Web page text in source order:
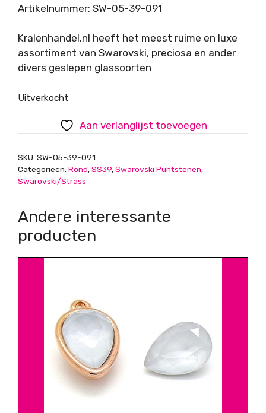
Artikelnummer: SW-05-39-091
Kralenhandel.nl heeft het meest ruime en luxe
assortiment van Swarovski, preciosa en ander
divers geslepen glassoorten
Uitverkocht
Aan verlanglijst toevoegen
SKU: SW-05-39-091
Categorieën: Rond,SS39,Swarovski Puntstenen,
Swarovski/Strass
Andere interessante
producten